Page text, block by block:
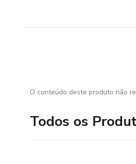
O conteúdo deste produto não
Todos os